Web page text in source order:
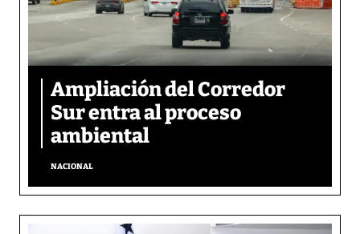
Ampliación del Corredor
Sur entra al proceso
ambiental
NACIONAL